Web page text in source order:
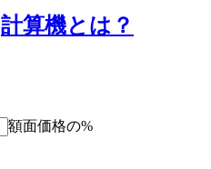
計算機とは？
額面価格の%